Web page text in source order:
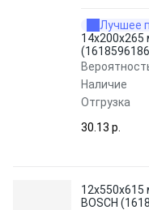
Лучшее
14х200х265
Наличие
Отгрузка
30.13 p.
12х550х615
BOSCH